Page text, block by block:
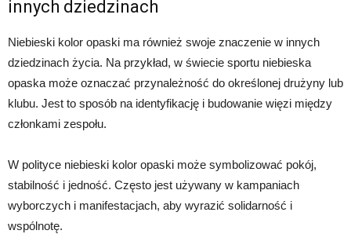
innych dziedzinach
Niebieski kolor opaski ma również swoje znaczenie w innych
dziedzinach życia. Na przykład, w świecie sportu niebieska
opaska może oznaczać przynależność do określonej drużyny lub
klubu. Jest to sposób na identyfikację i budowanie więzi między
członkami zespołu.
W polityce niebieski kolor opaski może symbolizować pokój,
stabilność i jedność. Często jest używany w kampaniach
wyborczych i manifestacjach, aby wyrazić solidarność i
wspólnotę.